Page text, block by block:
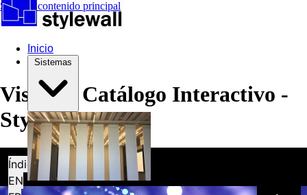
Saltar al contenido principal
Inicio
Visor de Catálogo Interactivo -
Stylewall